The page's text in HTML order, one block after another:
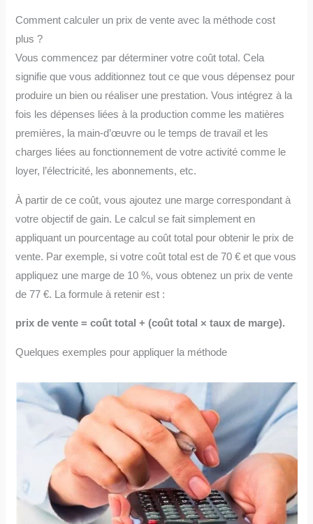
Comment calculer un prix de vente avec la méthode cost
plus ?
Vous commencez par déterminer votre coût total. Cela
signifie que vous additionnez tout ce que vous dépensez pour
produire un bien ou réaliser une prestation. Vous intégrez à la
fois les dépenses liées à la production comme les matières
premières, la main-d’œuvre ou le temps de travail et les
charges liées au fonctionnement de votre activité comme le
loyer, l’électricité, les abonnements, etc.
À partir de ce coût, vous ajoutez une marge correspondant à
votre objectif de gain. Le calcul se fait simplement en
appliquant un pourcentage au coût total pour obtenir le prix de
vente. Par exemple, si votre coût total est de 70 € et que vous
appliquez une marge de 10 %, vous obtenez un prix de vente
de 77 €. La formule à retenir est :
prix de vente = coût total + (coût total × taux de marge).
Quelques exemples pour appliquer la méthode